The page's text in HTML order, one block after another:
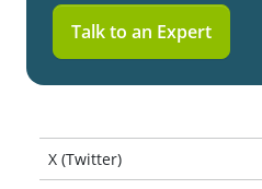
Talk to an Expert
X (Twitter)